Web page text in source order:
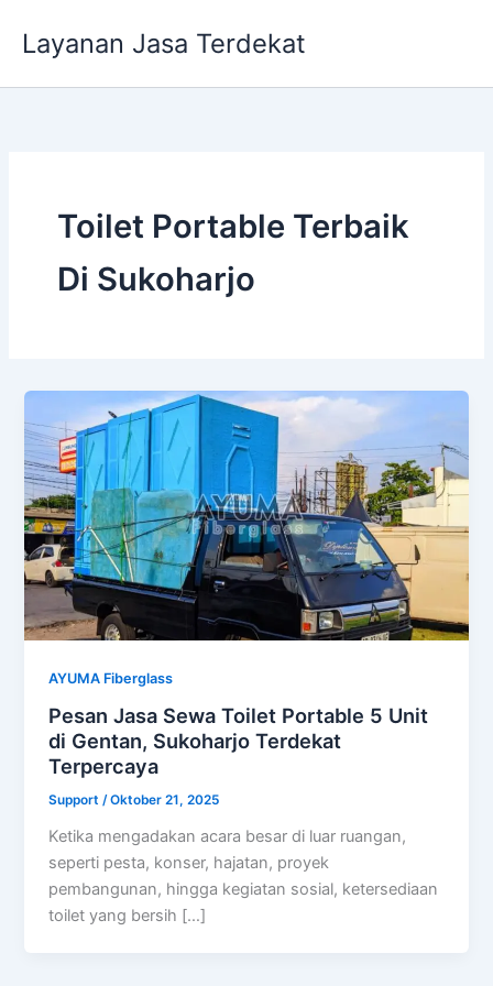
Layanan Jasa Terdekat
Toilet Portable Terbaik
Di Sukoharjo
AYUMA Fiberglass
Pesan Jasa Sewa Toilet Portable 5 Unit
di Gentan, Sukoharjo Terdekat
Terpercaya
Support/Oktober 21, 2025
Ketika mengadakan acara besar di luar ruangan,
seperti pesta, konser, hajatan, proyek
pembangunan, hingga kegiatan sosial, ketersediaan
toilet yang bersih […]